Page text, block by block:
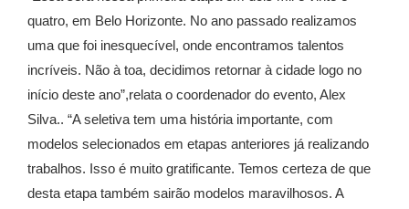
quatro, em Belo Horizonte. No ano passado realizamos
uma que foi inesquecível, onde encontramos talentos
incríveis. Não à toa, decidimos retornar à cidade logo no
início deste ano”,relata o coordenador do evento, Alex
Silva.. “A seletiva tem uma história importante, com
modelos selecionados em etapas anteriores já realizando
trabalhos. Isso é muito gratificante. Temos certeza de que
desta etapa também sairão modelos maravilhosos. A